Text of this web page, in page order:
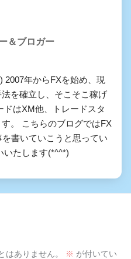
＆ブロガー
2007年からFXを始め、現
を確立し、そこそこ稼げ
ドはXM他、トレードスタ
。 こちらのブログではFX
書いていこうと思ってい
いたします(*^^*)
はありません。 ※ が付いてい